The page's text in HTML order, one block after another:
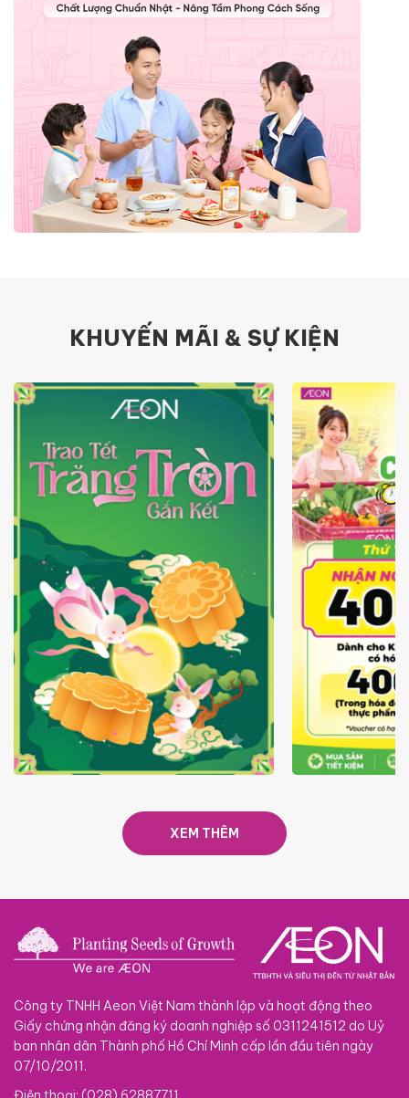
KHUYẾN MÃI & SỰ KIỆN
TRAO TẾT TRĂNG TRÒN GẮN
GIÁ LUÔN
XEM THÊM
Công ty TNHH Aeon Việt Nam thành lập và hoạt động theo
Giấy chứng nhận đăng ký doanh nghiệp số 0311241512 do Uỷ
ban nhân dân Thành phố Hồ Chí Minh cấp lần đầu tiên ngày
07/10/2011.